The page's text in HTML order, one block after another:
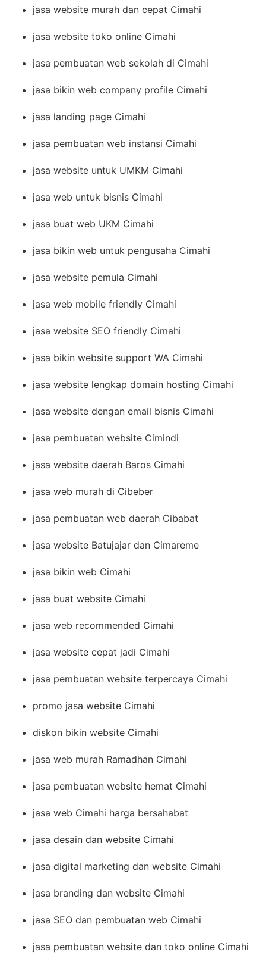
jasa website murah dan cepat Cimahi
jasa website toko online Cimahi
jasa pembuatan web sekolah di Cimahi
jasa bikin web company profile Cimahi
jasa landing page Cimahi
jasa pembuatan web instansi Cimahi
jasa website untuk UMKM Cimahi
jasa web untuk bisnis Cimahi
jasa buat web UKM Cimahi
jasa bikin web untuk pengusaha Cimahi
jasa website pemula Cimahi
jasa web mobile friendly Cimahi
jasa website SEO friendly Cimahi
jasa bikin website support WA Cimahi
jasa website lengkap domain hosting Cimahi
jasa website dengan email bisnis Cimahi
jasa pembuatan website Cimindi
jasa website daerah Baros Cimahi
jasa web murah di Cibeber
jasa pembuatan web daerah Cibabat
jasa website Batujajar dan Cimareme
jasa bikin web Cimahi
jasa buat website Cimahi
jasa web recommended Cimahi
jasa website cepat jadi Cimahi
jasa pembuatan website terpercaya Cimahi
promo jasa website Cimahi
diskon bikin website Cimahi
jasa web murah Ramadhan Cimahi
jasa pembuatan website hemat Cimahi
jasa web Cimahi harga bersahabat
jasa desain dan website Cimahi
jasa digital marketing dan website Cimahi
jasa branding dan website Cimahi
jasa SEO dan pembuatan web Cimahi
jasa pembuatan website dan toko online Cimahi